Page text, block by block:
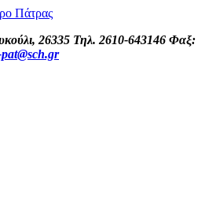
26335 Τηλ. 2610-643146 Φαξ:
pat@sch.gr